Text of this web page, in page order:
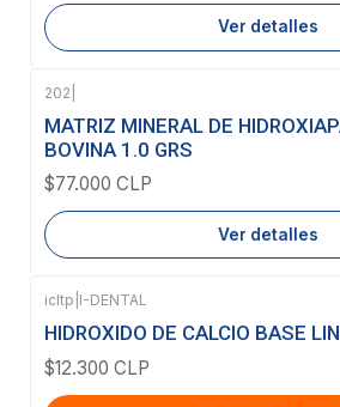
Ver detalles
Agotado
202
MATRIZ MINERAL DE
BOVINA 1.0 GRS
$77.000 CLP
Ver detalles
icltp I-DENTAL
HIDROXIDO DE CALCIO BASE
$12.300 CLP